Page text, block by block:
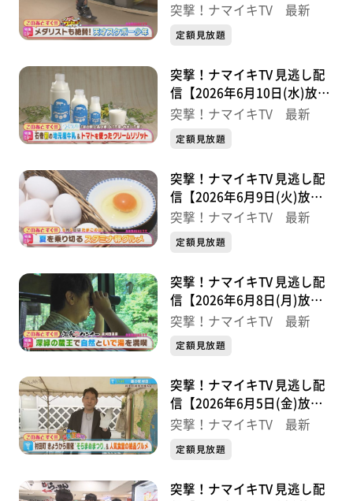
分】
突撃！ナマイキTV 最新
定額見放題
突撃！ナマイキTV 見逃し配
信【2026年6月10日(水)放送
分】
突撃！ナマイキTV 最新
定額見放題
突撃！ナマイキTV 見逃し配
信【2026年6月9日(火)放送
分】
突撃！ナマイキTV 最新
定額見放題
突撃！ナマイキTV 見逃し配
信【2026年6月8日(月)放送
分】
突撃！ナマイキTV 最新
定額見放題
突撃！ナマイキTV 見逃し配
信【2026年6月5日(金)放送
分】
突撃！ナマイキTV 最新
定額見放題
突撃！ナマイキTV 見逃し配